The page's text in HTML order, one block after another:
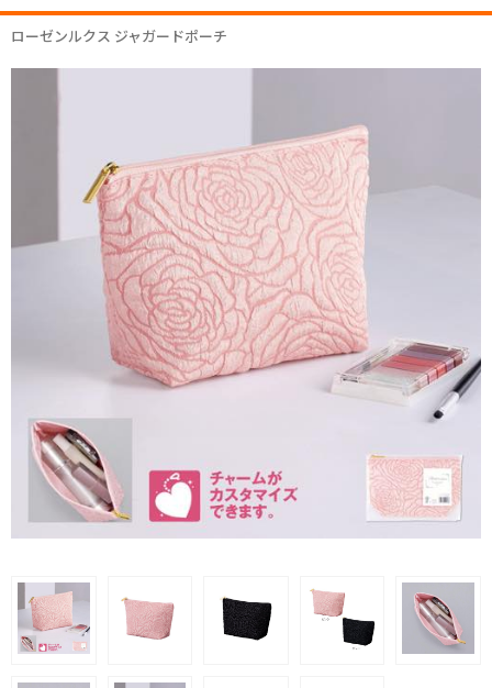
ローゼンルクス ジャガードポーチ